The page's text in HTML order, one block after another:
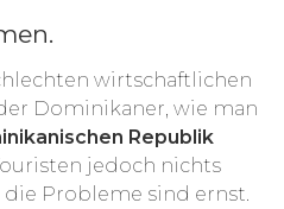
wirtschaftlichen
Dominikaner, wie man
Republik
jedoch nichts
Probleme sind ernst.